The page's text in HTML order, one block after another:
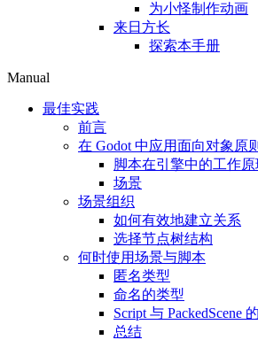
为小怪制作动画
来日方长
探索本手册
Manual
最佳实践
前言
在 Godot 中应用面向对象原则
脚本在引擎中的工作原
场景
场景组织
如何有效地建立关系
选择节点树结构
何时使用场景与脚本
匿名类型
命名的类型
Script 与 PackedScene
总结